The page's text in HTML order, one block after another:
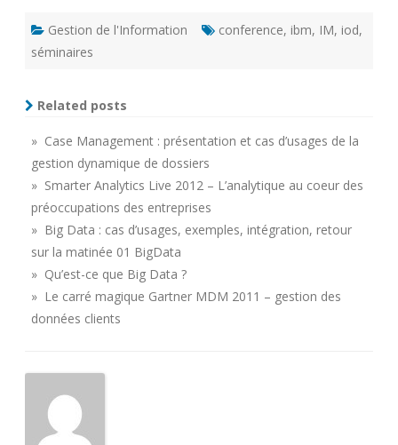
Gestion de l'Information conference, ibm, IM, iod,
séminaires
Related posts
» Case Management : présentation et cas d’usages de la
gestion dynamique de dossiers
» Smarter Analytics Live 2012 – L’analytique au coeur des
préoccupations des entreprises
» Big Data : cas d’usages, exemples, intégration, retour
sur la matinée 01 BigData
» Qu’est-ce que Big Data ?
» Le carré magique Gartner MDM 2011 – gestion des
données clients